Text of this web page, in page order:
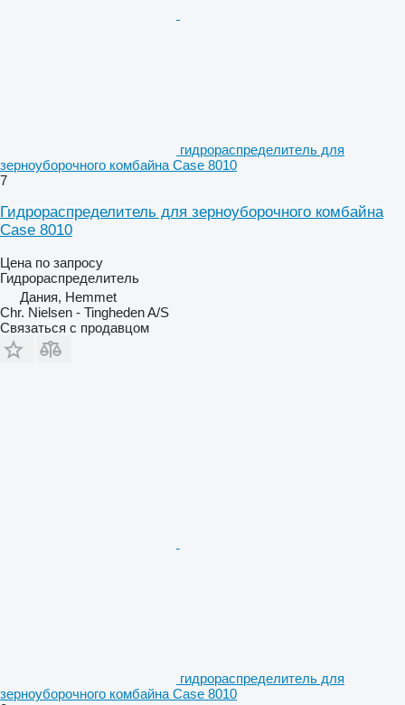
гидрораспределитель для
зерноуборочного комбайна Case 8010
7
Гидрораспределитель для зерноуборочного комбайна
Case 8010
Цена по запросу
Гидрораспределитель
Дания, Hemmet
Chr. Nielsen - Tingheden A/S
Связаться с продавцом
гидрораспределитель для
зерноуборочного комбайна Case 8010